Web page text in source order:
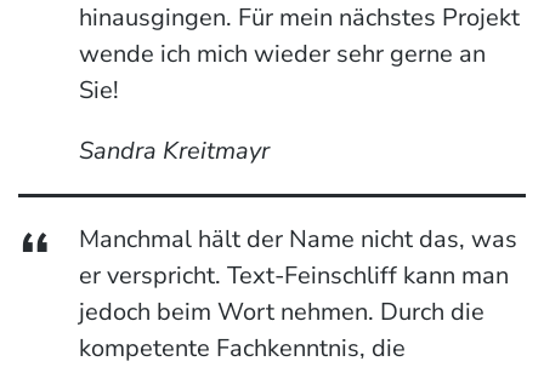
hinausgingen. Für mein nächstes Projekt
wende ich mich wieder sehr gerne an
Sie!
Sandra Kreitmayr
Manchmal hält der Name nicht das, was
er verspricht. Text-Feinschliff kann man
jedoch beim Wort nehmen. Durch die
kompetente Fachkenntnis, die